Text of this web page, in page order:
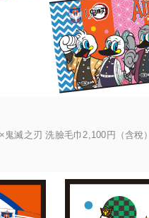
滅之刃 洗臉毛巾2,100円（含稅）